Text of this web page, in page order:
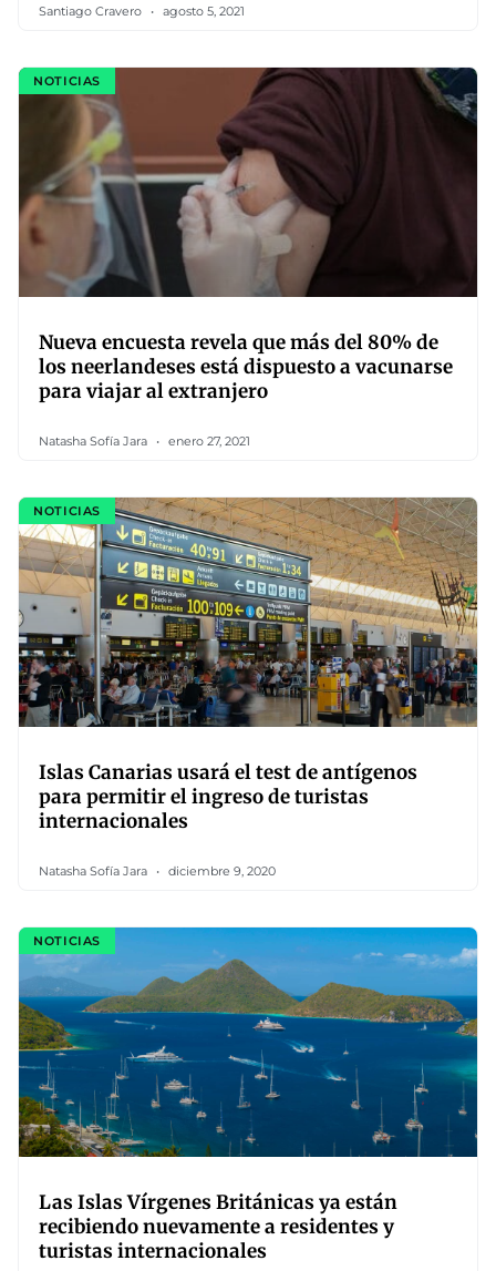
Santiago Cravero agosto 5, 2021
NOTICIAS
Nueva encuesta revela que más del 80% de
los neerlandeses está dispuesto a vacunarse
para viajar al extranjero
Natasha Sofía Jara enero 27, 2021
NOTICIAS
Islas Canarias usará el test de antígenos
para permitir el ingreso de turistas
internacionales
Natasha Sofía Jara diciembre 9, 2020
NOTICIAS
Las Islas Vírgenes Británicas ya están
recibiendo nuevamente a residentes y
turistas internacionales